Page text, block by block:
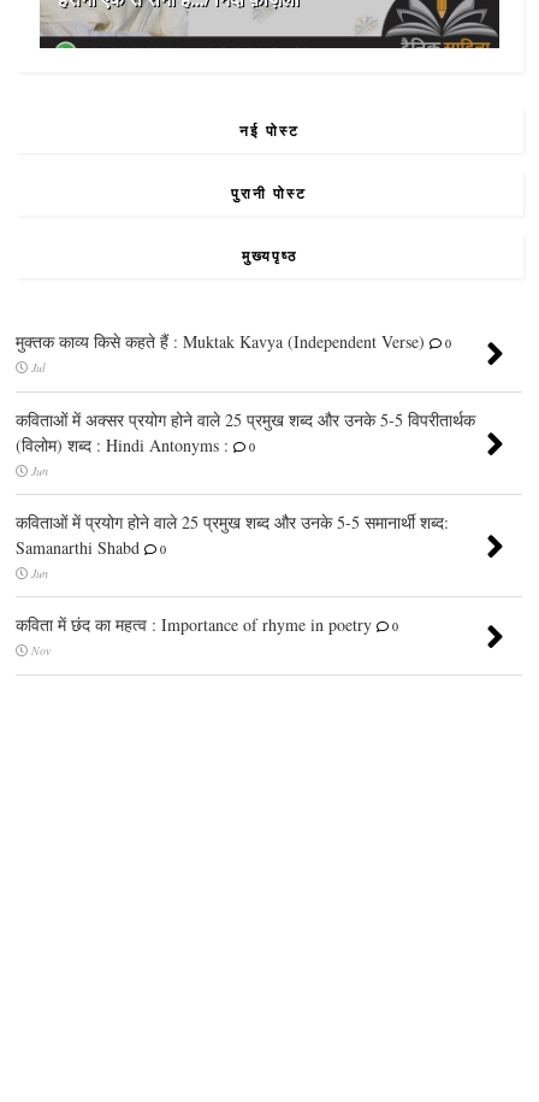
नई पोस्ट
पुरानी पोस्ट
मुख्यपृष्ठ
मुक्तक काव्य किसे कहते हैं : Muktak Kavya (Independent Verse)
0
Jul
कविताओं में अक्सर प्रयोग होने वाले 25 प्रमुख शब्द और उनके 5-5 विपरीतार्थक
(विलोम) शब्द : Hindi Antonyms :
0
Jun
कविताओं में प्रयोग होने वाले 25 प्रमुख शब्द और उनके 5-5 समानार्थी शब्द:
Samanarthi Shabd
0
Jun
कविता में छंद का महत्व : Importance of rhyme in poetry
0
Nov